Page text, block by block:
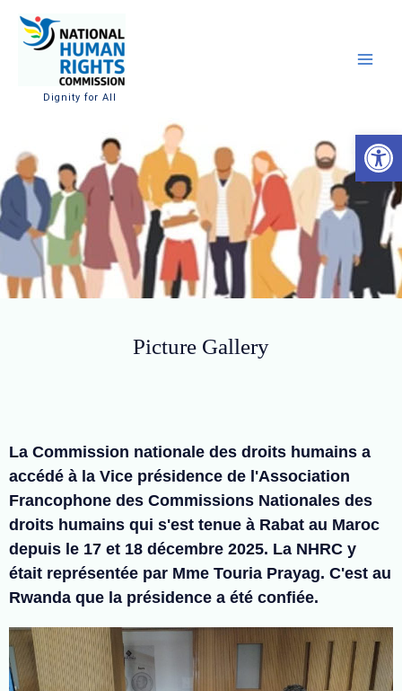
Dignity for All
Picture Gallery
La Commission nationale des droits humains a
accédé à la Vice présidence de l'Association
Francophone des Commissions Nationales des
droits humains qui s'est tenue à Rabat au Maroc
depuis le 17 et 18 décembre 2025. La NHRC y
était représentée par Mme Touria Prayag. C'est au
Rwanda que la présidence a été confiée.